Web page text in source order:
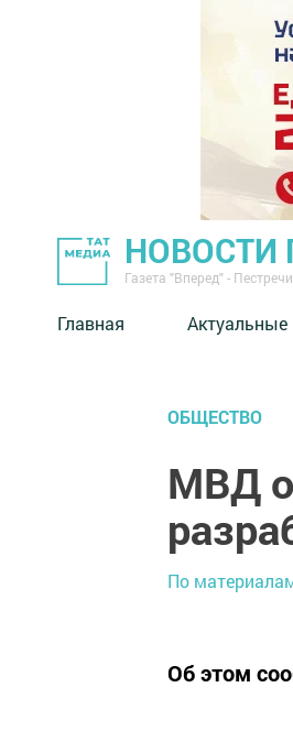
НОВОСТИ
Газета "Вперед" -
Главная Актуальные
ОБЩЕСТВО
МВД
По
Об этом